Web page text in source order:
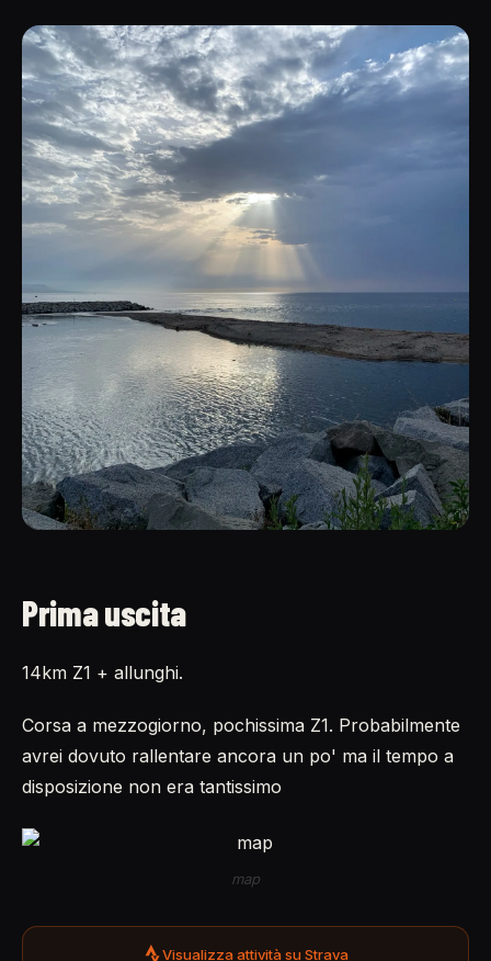
Prima uscita
14km Z1 + allunghi.
Corsa a mezzogiorno, pochissima Z1. Probabilmente
avrei dovuto rallentare ancora un po' ma il tempo a
disposizione non era tantissimo
map
Visualizza attività su Strava